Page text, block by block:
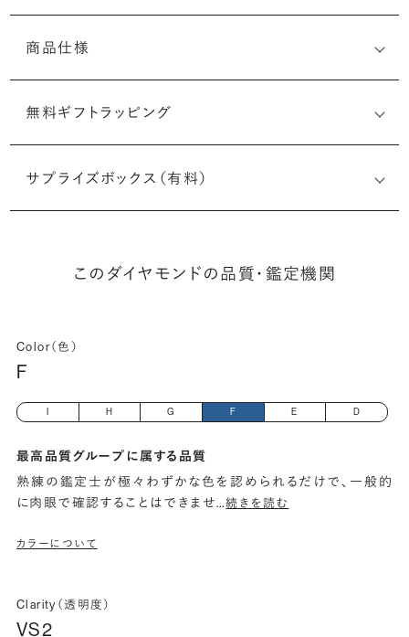
商品仕様
無料ギフトラッピング
サプライズボックス（有料）
このダイヤモンドの品質・鑑定機関
Color（色）
F
H G F E D
最高品質グループに属する品質
熟練の鑑定士が極々わずかな色を認められるだけで、一般的
に肉眼で確認することはできませ…続きを読む
カラーについて
Clarity（透明度）
VS2